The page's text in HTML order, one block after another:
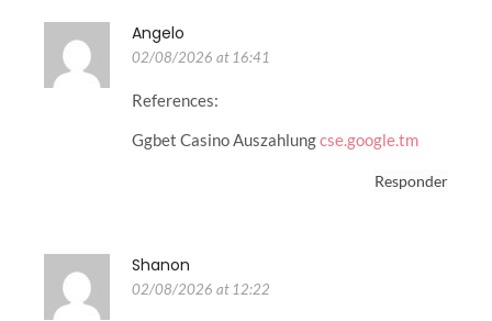
Angelo
02/08/2026 at 16:41
References:
Ggbet Casino Auszahlungcse.google.tm
Responder
Shanon
02/08/2026 at 12:22